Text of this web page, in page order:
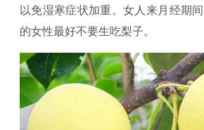
以免湿寒症状加重。女人来月经期
的女性最好不要生吃梨子。